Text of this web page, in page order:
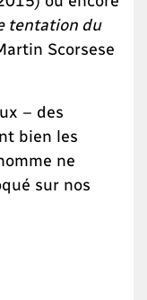
tentation du
Scorsese
– des
bien les
ne
sur nos